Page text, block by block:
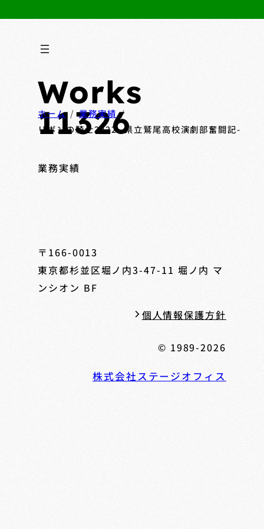
Works
11326
業務実績
ホーム
業務実績
リボンの騎士2022 -県立鷲尾高校演劇部奮闘記-
〒166-0013
東京都杉並区堀ノ内3-47-11 堀ノ内 マ
ンシオン BF
個人情報保護方針
© 1989-2026
株式会社ステージオフィス